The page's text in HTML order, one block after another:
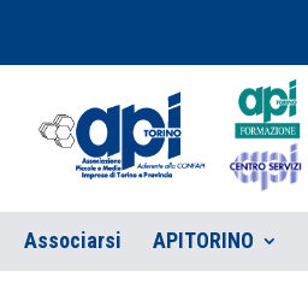
Associarsi APITORINO